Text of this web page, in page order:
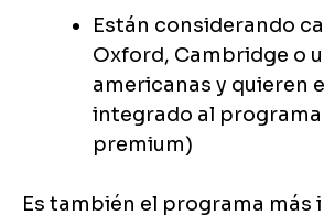
Están considerando
Oxford, Cambridge o
americanas y quieren
integrado al
premium)
Es también el programa más